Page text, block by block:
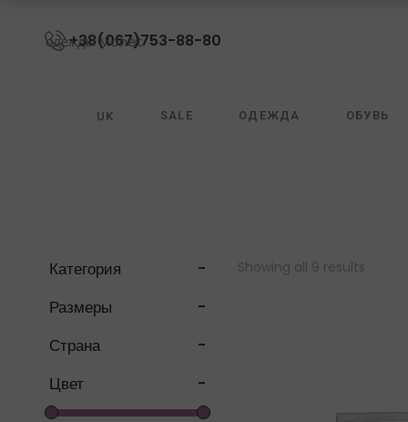
+38(067)753-88-80
UK SALE ОДЕЖДА ОБУВЬ
Showing all 9 results
Категория
-
Размеры
-
Страна
-
Цвет
-